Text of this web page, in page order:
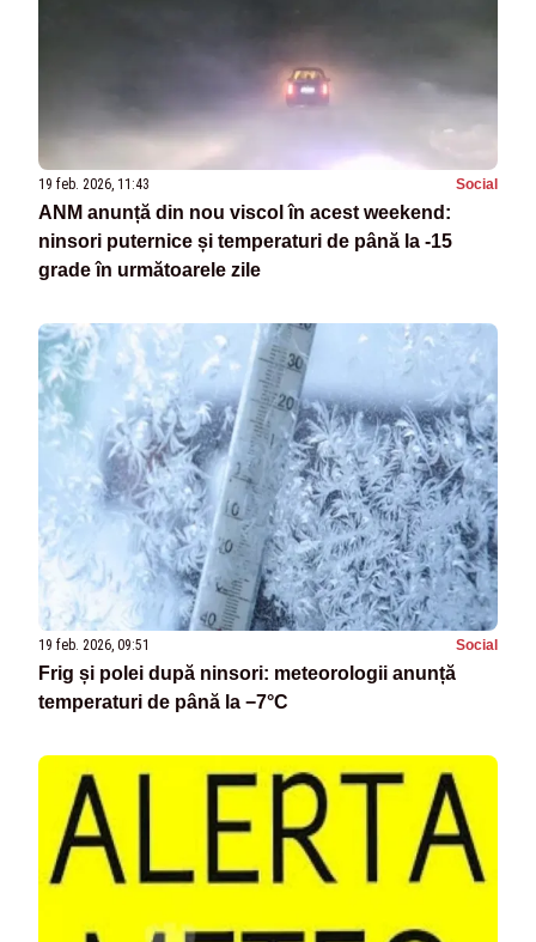
19 feb. 2026, 11:43 Social
ANM anunță din nou viscol în acest weekend:
ninsori puternice și temperaturi de până la -15
grade în următoarele zile
19 feb. 2026, 09:51 Social
Frig și polei după ninsori: meteorologii anunță
temperaturi de până la −7°C